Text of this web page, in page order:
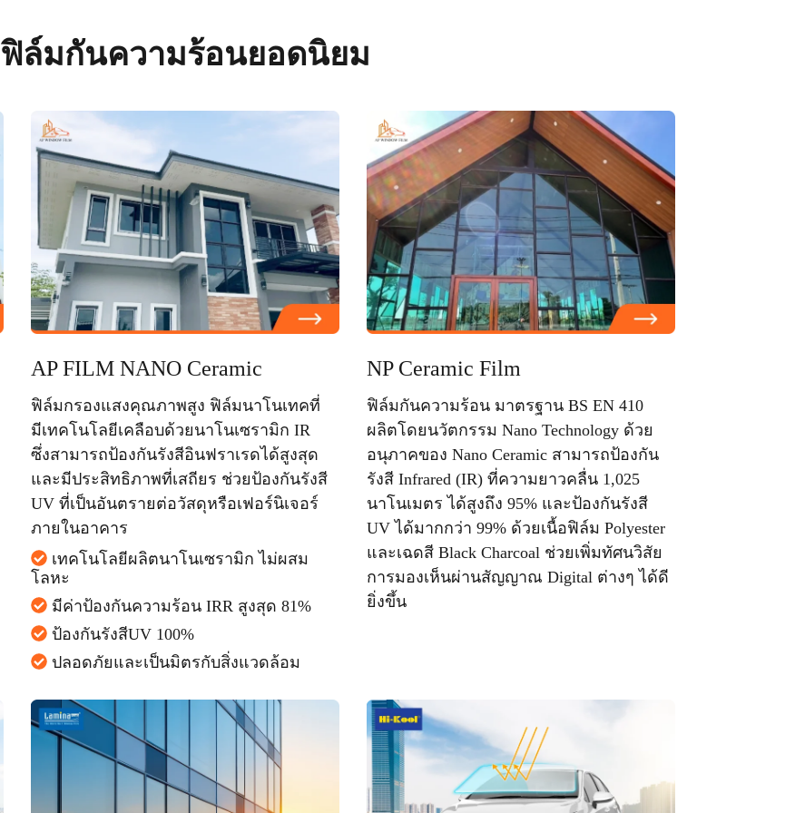
ฟิล์มกันความร้อนยอดนิยม
AP FILM NANO Ceramic
ฟิล์มกรองแสงคุณภาพสูง ฟิล์มนาโนเทคที่
มีเทคโนโลยีเคลือบด้วยนาโนเซรามิก IR
ซึ่งสามารถป้องกันรังสีอินฟราเรดได้สูงสุด
และมีประสิทธิภาพที่เสถียร ช่วยป้องกันรังสี
UV ที่เป็นอันตรายต่อวัสดุหรือเฟอร์นิเจอร์
ภายในอาคาร
เทคโนโลยีผลิตนาโนเซรามิก ไม่ผสม
โลหะ
มีค่าป้องกันความร้อน IRR สูงสุด 81%
ป้องกันรังสีUV 100%
ปลอดภัยและเป็นมิตรกับสิ่งแวดล้อม
NP Ceramic Film
ฟิล์มกันความร้อน มาตรฐาน BS EN 410
ผลิตโดยนวัตกรรม Nano Technology ด้วย
อนุภาคของ Nano Ceramic สามารถป้องกัน
รังสี Infrared (IR) ที่ความยาวคลื่น 1,025
นาโนเมตร ได้สูงถึง 95% และป้องกันรังสี
UV ได้มากกว่า 99% ด้วยเนื้อฟิล์ม Polyester
และเฉดสี Black Charcoal ช่วยเพิ่มทัศนวิสัย
การมองเห็นผ่านสัญญาณ Digital ต่างๆ ได้ดี
ยิ่งขึ้น